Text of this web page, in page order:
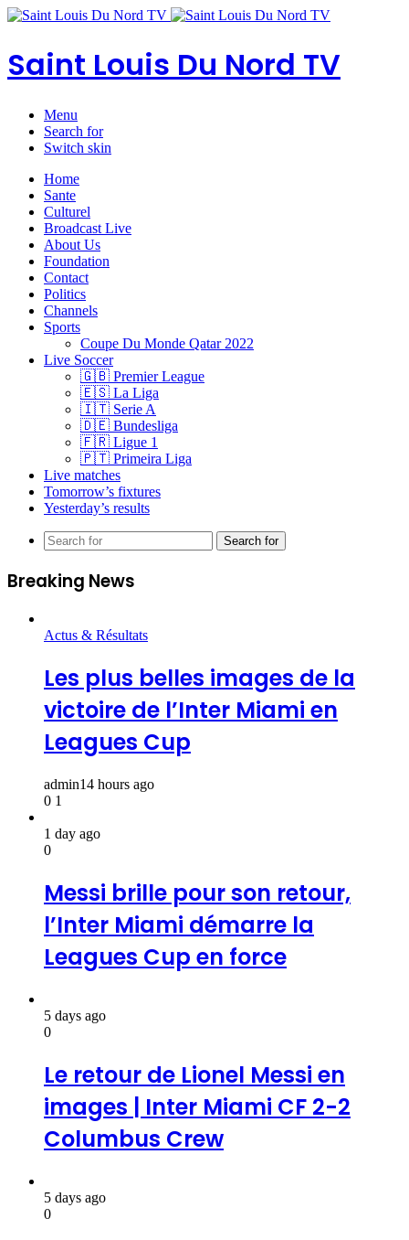
Saint Louis Du Nord TV
Menu
Search for
Switch skin
Home
Sante
Culturel
Broadcast Live
About Us
Foundation
Contact
Politics
Channels
Sports
Coupe Du Monde Qatar 2022
Live Soccer
🇬🇧 Premier League
🇪🇸 La Liga
🇮🇹 Serie A
🇩🇪 Bundesliga
🇫🇷 Ligue 1
🇵🇹 Primeira Liga
Live matches
Tomorrow’s fixtures
Yesterday’s results
Search for
Breaking News
Actus & Résultats
Les plus belles images de la
victoire de l’Inter Miami en
Leagues Cup
admin14 hours ago
0 1
1 day ago
0
Messi brille pour son retour,
l’Inter Miami démarre la
Leagues Cup en force
5 days ago
0
Le retour de Lionel Messi en
images | Inter Miami CF 2-2
Columbus Crew
5 days ago
0